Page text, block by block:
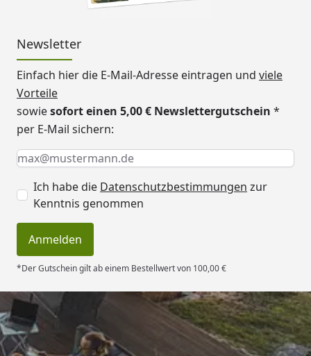
Newsletter
Einfach hier die E-Mail-Adresse eintragen und viele
Vorteile
sowiesofort einen 5,00 € Newslettergutschein *
per E-Mail sichern:
Keine Eingabe erforderlich
Eingabe erforderlich
E-Mail *
Ich habe die Datenschutzbestimmungen zur
Kenntnis genommen
Anmelden
*Der Gutschein gilt ab einem Bestellwert von 100,00 €
Trusted Shops